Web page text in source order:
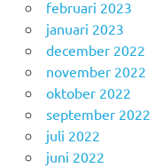
februari 2023
januari 2023
december 2022
november 2022
oktober 2022
september 2022
juli 2022
juni 2022